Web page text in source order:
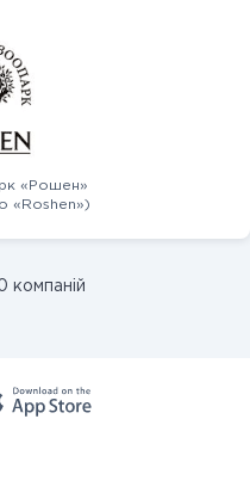
«Рошен»
«Roshen»)
компаній